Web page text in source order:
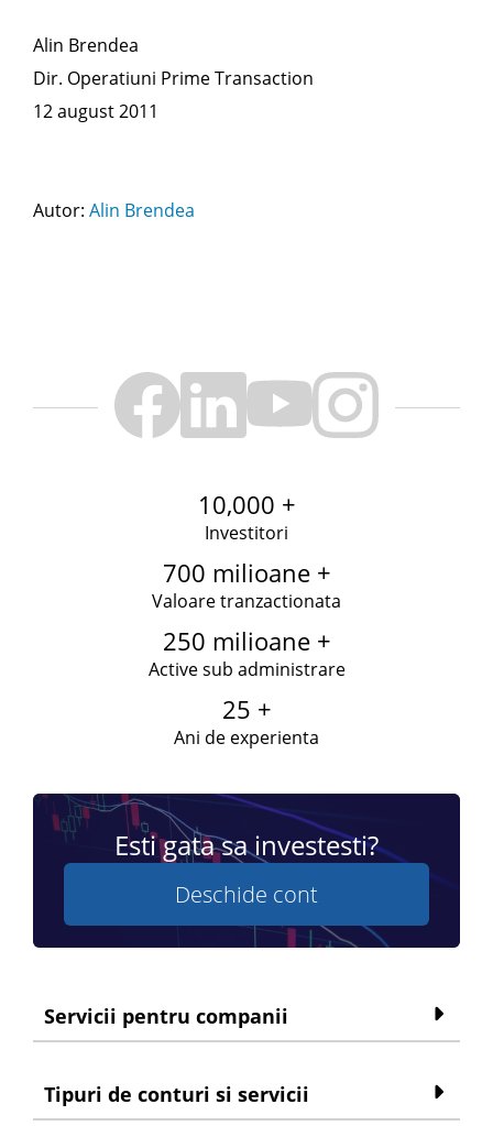
Alin Brendea
Dir. Operatiuni Prime Transaction
12 august 2011
Autor: Alin Brendea
10,000 +
Investitori
700 milioane +
Valoare tranzactionata
250 milioane +
Active sub administrare
25 +
Ani de experienta
Esti gata sa investesti?
Deschide cont
Servicii pentru companii
Tipuri de conturi si servicii